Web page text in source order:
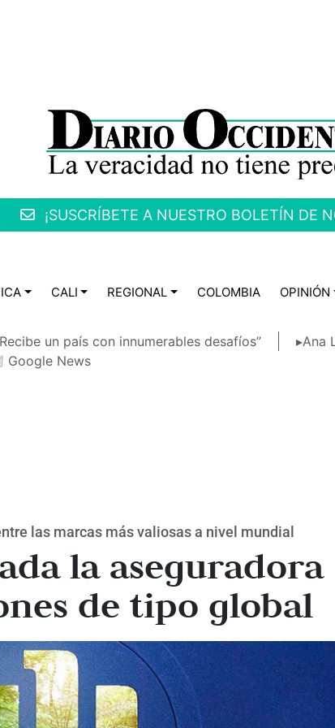
¡SUSCRÍBETE A NUESTRO BOLETÍN DE
CALI REGIONAL COLOMBIA OPINIÓN
un país con innumerables desafíos”
▸Ana
Google News
las marcas más valiosas a nivel mundial
la aseguradora
de tipo global